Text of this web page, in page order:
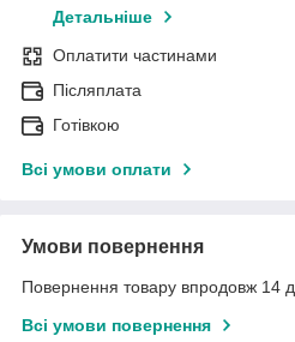
Детальніше
Оплатити частинами
Післяплата
Готівкою
Всі умови оплати
Умови повернення
Повернення товару впродовж 14
Всі умови повернення